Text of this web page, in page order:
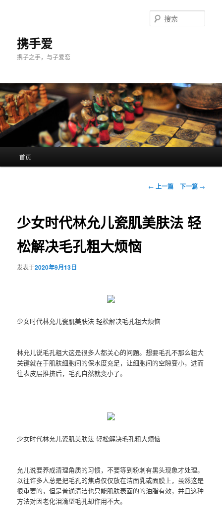
携手爱
携子之手，与子爱恋
索
首页
文
航
← 上一篇 下一篇 →
少女时代林允儿瓷肌美肤法 轻
松解决毛孔粗大烦恼
发表于2020年9月13日
少女时代林允儿瓷肌美肤法 轻松解决毛孔粗大烦恼
林允儿说毛孔粗大这是很多人都关心的问题。想要毛孔不那么粗大
关键就在于肌肤细胞间的保水度充足，让细胞间的空隙变小，进而
往表皮层推挤后，毛孔自然就变小了。
少女时代林允儿瓷肌美肤法 轻松解决毛孔粗大烦恼
允儿说要养成清理角质的习惯，不要等到粉刺有黑头现象才处理。
以往许多人总是把毛孔的焦点仅仅放在洁面乳或面膜上，虽然这是
很重要的，但是普通清洁也只能肌肤表面的的油脂有效，并且这种
方法对因老化泪滴型毛孔却作用不大。